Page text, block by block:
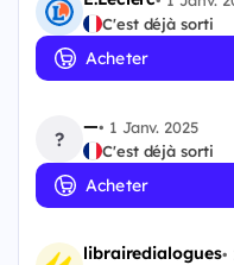
C'est déjà sorti
Acheter
?
—• 1 Janv. 2025
C'est déjà sorti
Acheter
librairedialogues•